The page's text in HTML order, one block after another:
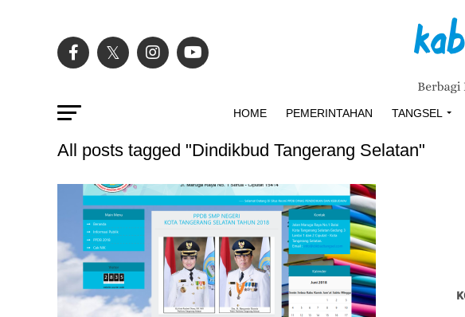
HOME PEMERINTAHAN TANGSEL
All posts tagged "Dindikbud Tangerang Selatan"